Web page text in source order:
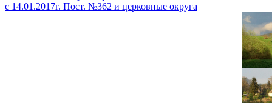
с 14.01.2017г. Пост. №362 и церковные округа